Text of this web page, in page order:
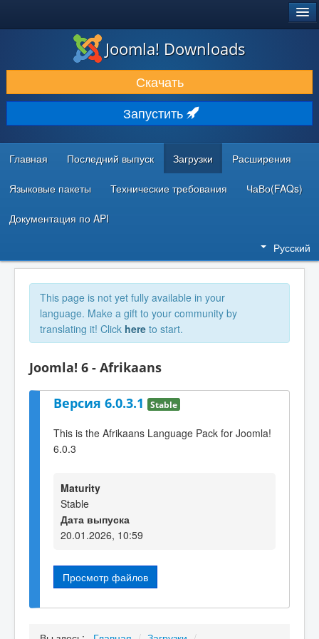
ЗАГРУЗКИ И РАСШИРЕНИЯ
ДОКУМЕНТАЦИЯ И ОБУЧЕНИЕ
СООБЩЕСТВО И ПОДДЕРЖКА
РЕСУРСЫ ДЛЯ РАЗРАБОТЧИКОВ
Joomla! Downloads
Скачать
Запустить
Главная Последний выпуск Загрузки Расширения
Языковые пакеты Технические требования ЧаВо(FAQs)
Документация по API
Русский
This page is not yet fully available in your
language. Make a gift to your community by
translating it! Click here to start.
Joomla! 6 - Afrikaans
Версия 6.0.3.1 Stable
This is the Afrikaans Language Pack for Joomla!
6.0.3
Maturity
Stable
Дата выпуска
20.01.2026, 10:59
Просмотр файлов